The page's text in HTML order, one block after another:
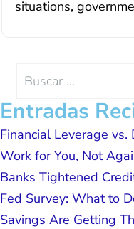
situation. Each person I
hope. I look forward to
possible because of J
situations,
Search
Entradas
Financial Leverage
Work for You, Not
Banks Tightened
Fed Survey: What to
Savings Are Getting